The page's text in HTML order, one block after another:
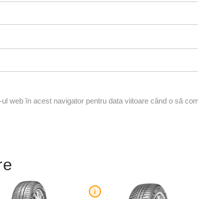
web în acest navigator pentru data viitoare când o să
i